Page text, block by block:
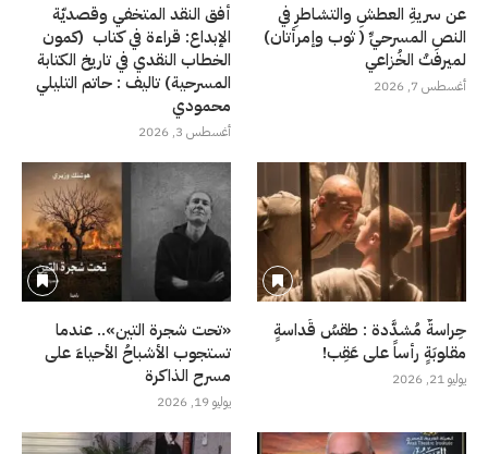
عن سريةِ العطشِ والتشاطرِ في
النصِ المسرحيِّ ( ثوب وإمرأتان)
لميرفتْ الخُزاعي
أغسطس 7, 2026
أفق النقد المتخفي وقصديّة
الإبداع: قراءة في كتاب (كمون
الخطاب النقدي في تاريخ الكتابة
المسرحية) تاليف : حاتم التليلي
محمودي
أغسطس 3, 2026
حِراسةٌ مُشدَّدة : طقسُ قَداسةٍ
مقلوبَةٍ رأساً على عَقِب!
يوليو 21, 2026
«تحت شجرة التين».. عندما
تستجوب الأشباحُ الأحياءَ على
مسرح الذاكرة
يوليو 19, 2026